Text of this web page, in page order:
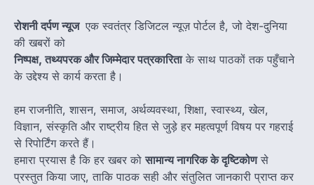
रोशनी दर्पण न्यूज एक स्वतंत्र डिजिटल न्यूज़ पोर्टल है, जो देश-दुनिया
की खबरों को
निष्पक्ष, तथ्यपरक और जिम्मेदार पत्रकारिताके साथ पाठकों तक पहुँचाने
के उद्देश्य से कार्य करता है।
हम राजनीति, शासन, समाज, अर्थव्यवस्था, शिक्षा, स्वास्थ्य, खेल,
विज्ञान, संस्कृति और राष्ट्रीय हित से जुड़े हर महत्वपूर्ण विषय पर गहराई
से रिपोर्टिंग करते हैं।
हमारा प्रयास है कि हर खबर कोसामान्य नागरिक के दृष्टिकोणसे
प्रस्तुत किया जाए, ताकि पाठक सही और संतुलित जानकारी प्राप्त कर